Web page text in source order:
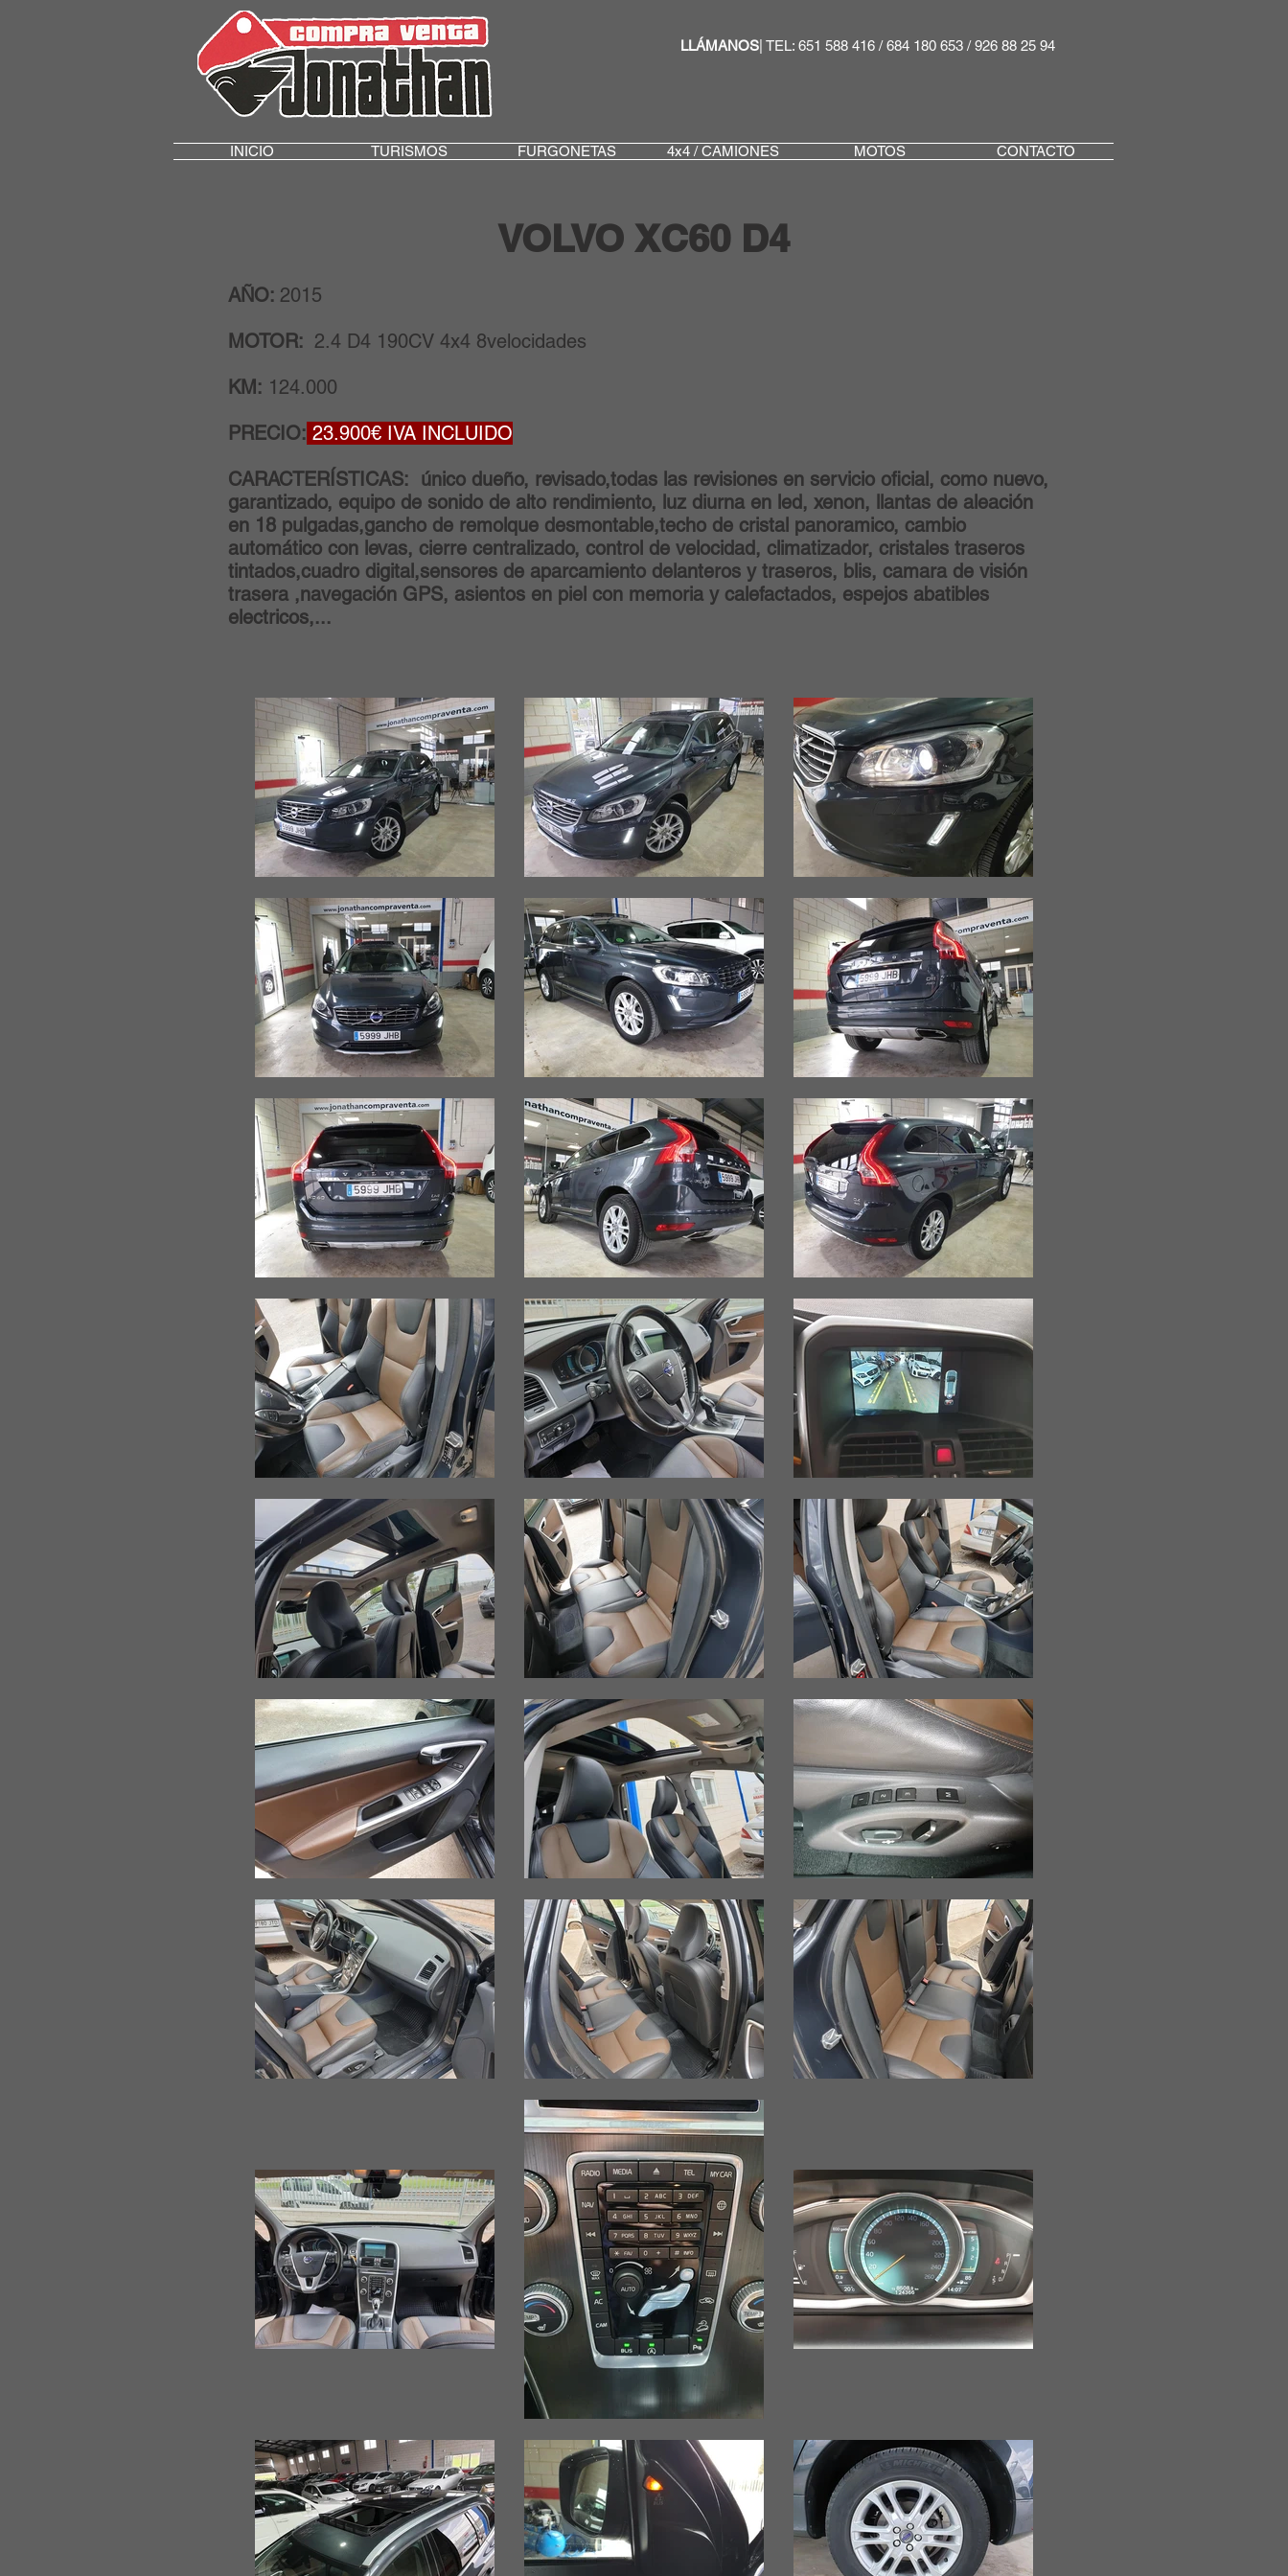
LLÁMANOS | TEL: 651 588 416 / 684 180 653 / 926 88 25 94
INICIO TURISMOS FURGONETAS 4x4 / CAMIONES MOTOS CONTACTO
VOLVO XC60 D4
AÑO: 2015
MOTOR: 2.4 D4 190CV 4x4 8velocidades
KM: 124.000
PRECIO: 23.900€ IVA INCLUIDO
CARACTERÍSTICAS: único dueño, revisado,todas las revisiones en servicio oficial, como nuevo,
garantizado, equipo de sonido de alto rendimiento, luz diurna en led, xenon, llantas de aleación
en 18 pulgadas,gancho de remolque desmontable,techo de cristal panoramico, cambio
automático con levas, cierre centralizado, control de velocidad, climatizador, cristales traseros
tintados,cuadro digital,sensores de aparcamiento delanteros y traseros, blis, camara de visión
trasera ,navegación GPS, asientos en piel con memoria y calefactados, espejos abatibles
electricos,...